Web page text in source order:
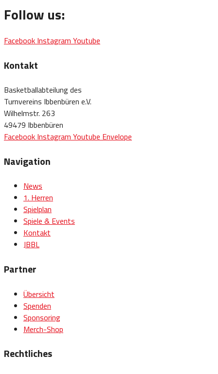
Follow us:
Facebook Instagram Youtube
Kontakt
Basketballabteilung des
Turnvereins Ibbenbüren e.V.
Wilhelmstr. 263
49479 Ibbenbüren
Facebook Instagram Youtube Envelope
Navigation
News
1. Herren
Spielplan
Spiele & Events
Kontakt
JBBL
Partner
Übersicht
Spenden
Sponsoring
Merch-Shop
Rechtliches